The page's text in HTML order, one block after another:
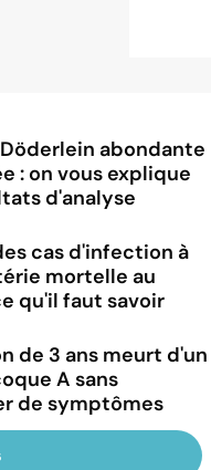
abondante
: on vous explique
d'analyse
cas d'infection à
mortelle au
qu'il faut savoir
de 3 ans meurt d'un
A sans
de symptômes